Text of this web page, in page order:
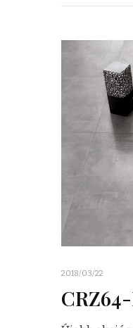
2018/03/22